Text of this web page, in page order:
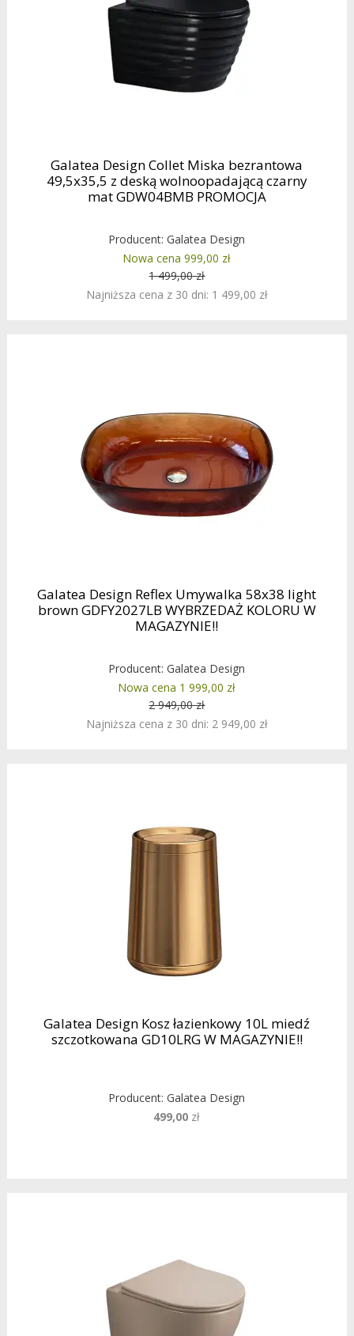
Galatea Design Collet Miska bezrantowa
49,5x35,5 z deską wolnoopadającą czarny
mat GDW04BMB PROMOCJA
Producent:Galatea Design
Nowa cena 999,00 zł
1 499,00 zł
Najniższa cena z 30 dni: 1 499,00 zł
Galatea Design Reflex Umywalka 58x38 light
brown GDFY2027LB WYBRZEDAŻ KOLORU W
MAGAZYNIE!!
Producent:Galatea Design
Nowa cena 1 999,00 zł
2 949,00 zł
Najniższa cena z 30 dni: 2 949,00 zł
Galatea Design Kosz łazienkowy 10L miedź
szczotkowana GD10LRG W MAGAZYNIE!!
Producent:Galatea Design
499,00 zł